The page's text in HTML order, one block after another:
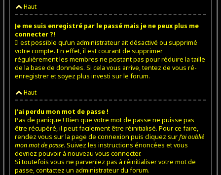
Haut
Je me suis enregistré par le passé mais je ne peux plus me
connecter ?!
Il est possible qu’un administrateur ait désactivé ou supprimé
votre compte. En effet, il est courant de supprimer
régulièrement les membres ne postant pas pour réduire la taille
de la base de données. Si cela vous arrive, tentez de vous ré-
enregistrer et soyez plus investi sur le forum.
Haut
J’ai perdu mon mot de passe !
Pas de panique ! Bien que votre mot de passe ne puisse pas
être récupéré, il peut facilement être réinitialisé. Pour ce faire,
rendez vous sur la page de connexion puis cliquez surJ’ai oublié
mon mot de passe. Suivez les instructions énoncées et vous
devriez pouvoir à nouveau vous connecter.
Si toutefois vous ne parveniez pas à réinitialiser votre mot de
passe, contactez un administrateur du forum.